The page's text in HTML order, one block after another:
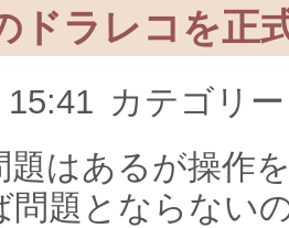
ドラレコを正
カテゴリ
題はあるが操作
問題とならない